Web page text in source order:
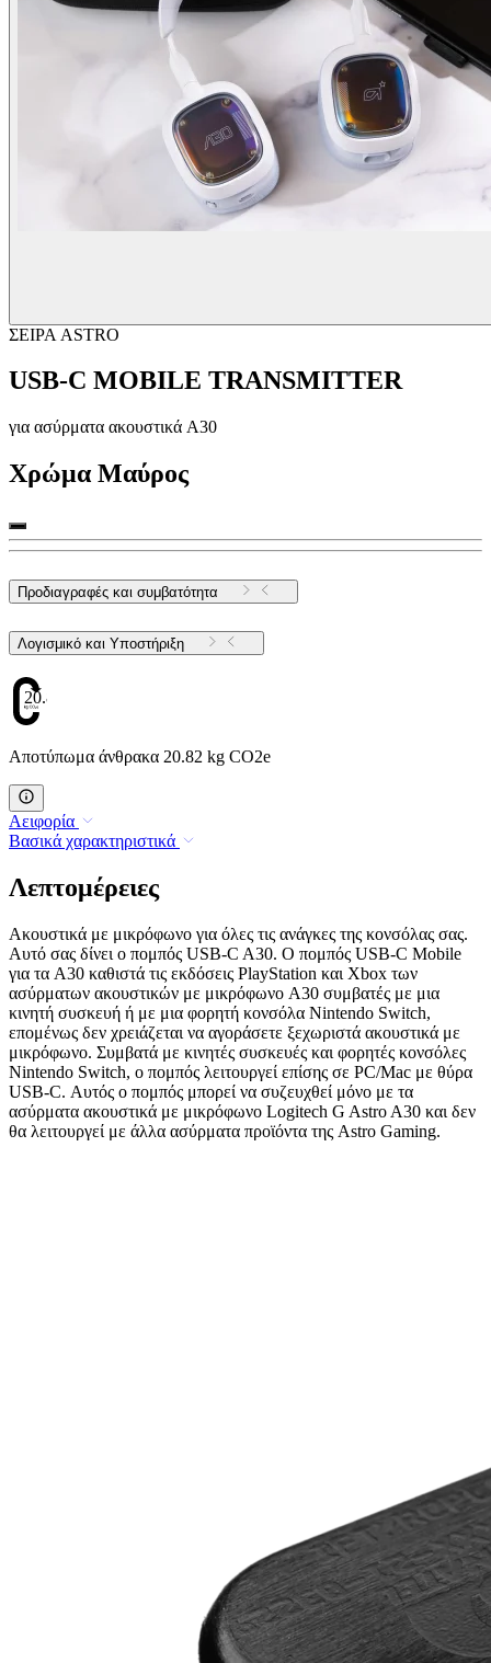
ΣΕΙΡΑ ASTRO
USB-C MOBILE TRANSMITTER
για ασύρματα ακουστικά A30
Χρώμα Μαύρος
Προδιαγραφές και συμβατότητα
Λογισμικό και Υποστήριξη
20.82
Αποτύπωμα άνθρακα 20.82 kg CO2e
Αειφορία
Βασικά χαρακτηριστικά
Λεπτομέρειες
Ακουστικά με μικρόφωνο για όλες τις ανάγκες της κονσόλας σας.
Αυτό σας δίνει ο πομπός USB-C A30. Ο πομπός USB-C Mobile
για τα A30 καθιστά τις εκδόσεις PlayStation και Xbox των
ασύρματων ακουστικών με μικρόφωνο A30 συμβατές με μια
κινητή συσκευή ή με μια φορητή κονσόλα Nintendo Switch,
επομένως δεν χρειάζεται να αγοράσετε ξεχωριστά ακουστικά με
μικρόφωνο. Συμβατά με κινητές συσκευές και φορητές κονσόλες
Nintendo Switch, ο πομπός λειτουργεί επίσης σε PC/Mac με θύρα
USB-C. Αυτός ο πομπός μπορεί να συζευχθεί μόνο με τα
ασύρματα ακουστικά με μικρόφωνο Logitech G Astro A30 και δεν
θα λειτουργεί με άλλα ασύρματα προϊόντα της Astro Gaming.